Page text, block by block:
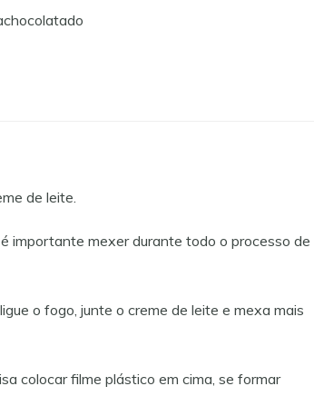
de leite.
importante mexer durante todo o processo de
o fogo, junte o creme de leite e mexa mais
colocar filme plástico em cima, se formar